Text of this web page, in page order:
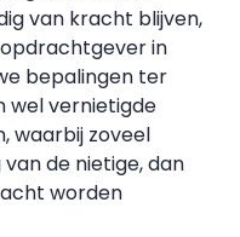
van kracht blijven,
opdrachtgever in
bepalingen ter
wel vernietigde
waarbij zoveel
de nietige, dan
worden